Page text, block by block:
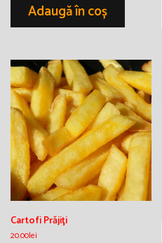
Adaugă în coș
Cartofi Prăjiţi
20.00lei